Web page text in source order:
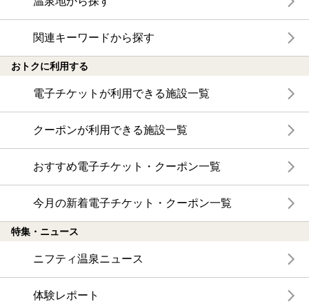
関連キーワードから探す
おトクに利用する
電子チケットが利用できる施設一覧
クーポンが利用できる施設一覧
おすすめ電子チケット・クーポン一覧
今月の新着電子チケット・クーポン一覧
特集・ニュース
ニフティ温泉ニュース
体験レポート